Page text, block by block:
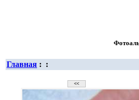
Главная : :